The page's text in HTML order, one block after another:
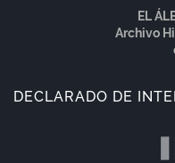
EL
Archivo
DECLARADO DE